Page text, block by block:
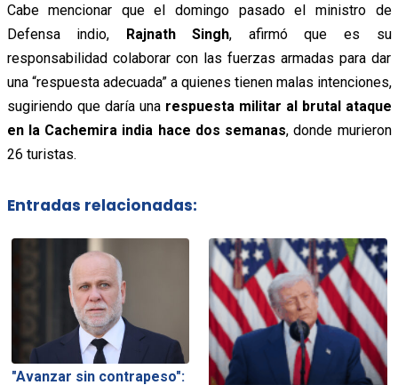
Cabe mencionar que el domingo pasado el ministro de
Defensa indio, Rajnath Singh, afirmó que es su
responsabilidad colaborar con las fuerzas armadas para dar
una “respuesta adecuada” a quienes tienen malas intenciones,
sugiriendo que daría una respuesta militar al brutal ataque
en la Cachemira india hace dos semanas, donde murieron
26 turistas.
Entradas relacionadas:
"Avanzar sin contrapeso":